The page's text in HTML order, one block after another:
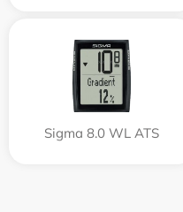
Sigma 8.0 WL ATS